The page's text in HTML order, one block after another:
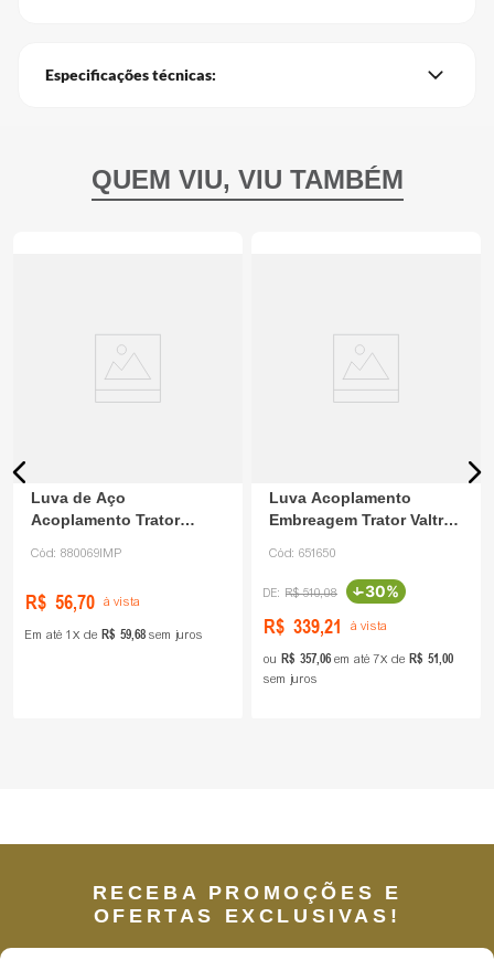
Especificações técnicas:
Luva de Aço
Acoplamento Trator
NOR
Cód: 880069IMP
R$ 56,70 à vista
Em até 1 de R$ 5968 sem juros
Luva Acoplamento
Embreagem Trator Valtra
Cód: 651650
R$ 510,08 -30%
R$ 339,21 à vista
ou R$ 35706 em até7 de R$ 51 00
sem juros
RECEBA PROMOÇÕES E
OFERTAS EXCLUSIVAS!